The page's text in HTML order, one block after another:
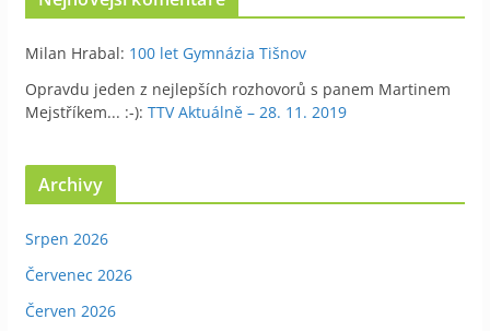
Milan Hrabal: 100 let Gymnázia Tišnov
Opravdu jeden z nejlepších rozhovorů s panem Martinem
Mejstříkem... :-): TTV Aktuálně – 28. 11. 2019
Archivy
Srpen 2026
Červenec 2026
Červen 2026